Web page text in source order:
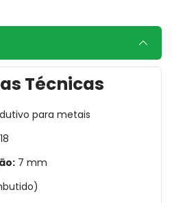
Técnicas
para metais
7 mm